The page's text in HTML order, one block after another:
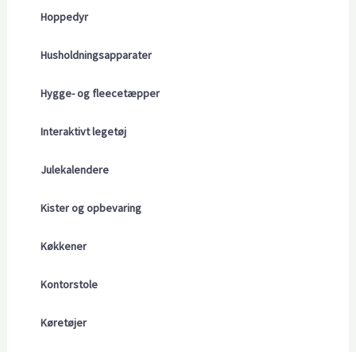
Hoppedyr
Husholdningsapparater
Hygge- og fleecetæpper
Interaktivt legetøj
Julekalendere
Kister og opbevaring
Køkkener
Kontorstole
Køretøjer